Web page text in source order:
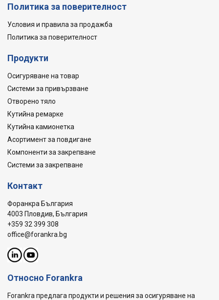
Политика за поверителност
Условия и правила за продажба
Политика за поверителност
Продукти
Осигуряване на товар
Системи за привързване
Отворено тяло
Кутийна ремарке
Кутийна камионетка
Асортимент за повдигане
Компоненти за закрепване
Системи за закрепване
Контакт
Форанкра България
4003 Пловдив, България
+359 32 399 308
office@forankra.bg
Относно Forankra
Forankra предлага продукти и решения за осигуряване на